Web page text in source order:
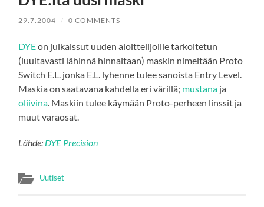
29.7.2004 / 0 COMMENTS
DYEon julkaissut uuden aloittelijoille tarkoitetun
(luultavasti lähinnä hinnaltaan) maskin nimeltään Proto
Switch E.L. jonka E.L. lyhenne tulee sanoista Entry Level.
Maskia on saatavana kahdella eri värillä; mustana ja
oliivina . Maskiin tulee käymään Proto-perheen linssit ja
muut varaosat.
Lähde: DYE Precision
Uutiset